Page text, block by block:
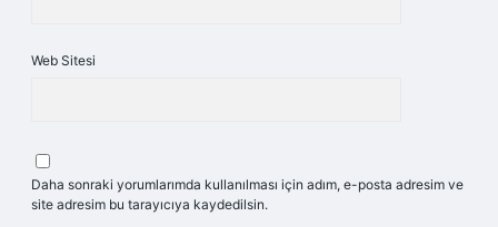
Web Sitesi
Daha sonraki yorumlarımda kullanılması için adım, e-posta adresim ve
site adresim bu tarayıcıya kaydedilsin.